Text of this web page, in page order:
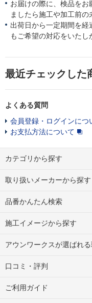
お届けの際に、検品を
ましたら施工や加工前の
出荷日から一定期間を
もご希望の対応をいたし
最近チェックした
よくある質問
会員登録・ログインにつ
お支払方法について
カテゴリから探す
取り扱いメーカーから探す
品番かんたん検索
施工イメージから探す
アウンワークスが選ばれ
口コミ・評判
ご利用ガイド